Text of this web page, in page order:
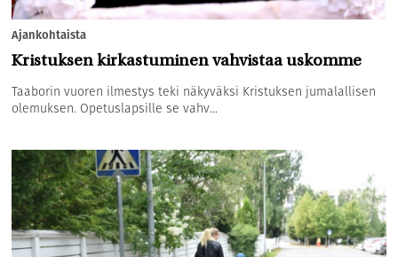
Ajankohtaista
Kristuksen kirkastuminen vahvistaa uskomme
Taaborin vuoren ilmestys teki näkyväksi Kristuksen jumalallisen
olemuksen. Opetuslapsille se vahv...